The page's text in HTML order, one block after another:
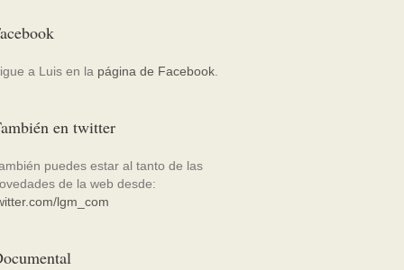
a Luis en la página de Facebook
en twitter
puedes estar al tanto de las
de la web desde:
lgm_com